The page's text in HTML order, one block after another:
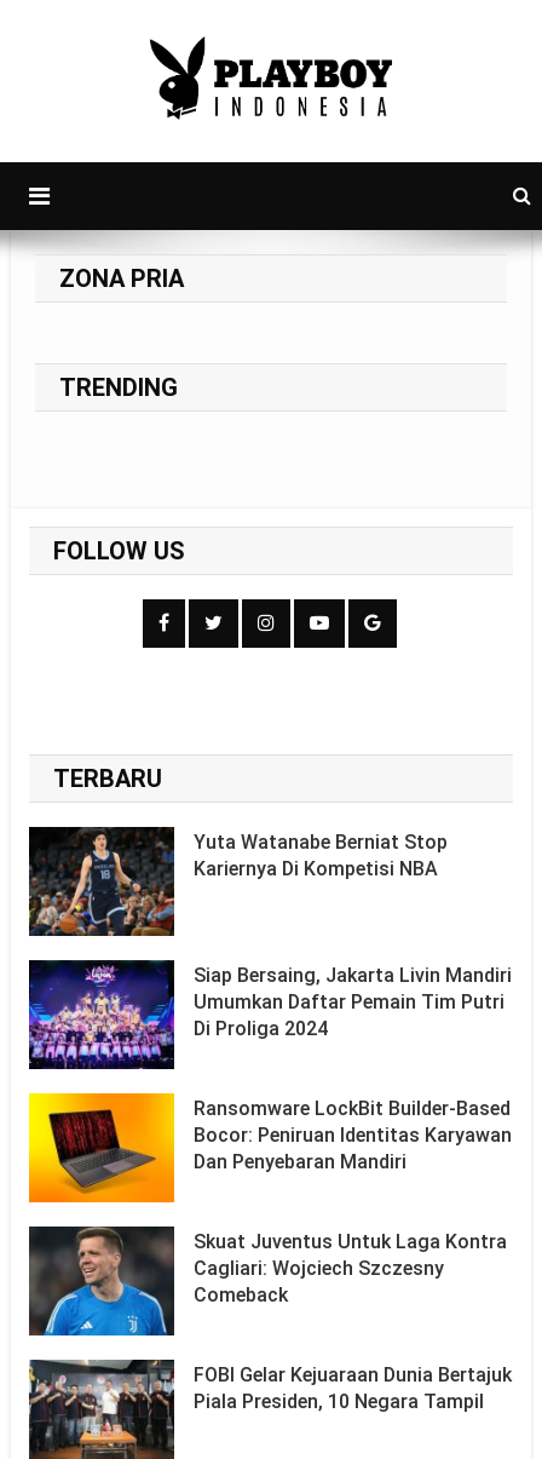
PlayboyID
ZONA PRIA
TRENDING
FOLLOW US
TERBARU
Yuta Watanabe Berniat Stop
Kariernya Di Kompetisi NBA
Siap Bersaing, Jakarta Livin Mandiri
Umumkan Daftar Pemain Tim Putri
Di Proliga 2024
Ransomware LockBit Builder-Based
Bocor: Peniruan Identitas Karyawan
Dan Penyebaran Mandiri
Skuat Juventus Untuk Laga Kontra
Cagliari: Wojciech Szczesny
Comeback
FOBI Gelar Kejuaraan Dunia Bertajuk
Piala Presiden, 10 Negara Tampil